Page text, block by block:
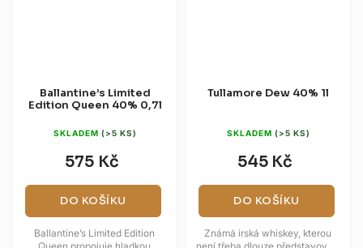
Ballantine’s Limited
Edition Queen 40% 0,7l
SKLADEM (>5 KS)
575 Kč
DO KOŠÍKU
Ballantine’s Limited Edition
Tullamore Dew 40% 1l
SKLADEM (>5 KS)
545 Kč
DO KOŠÍKU
Známá irská whiskey, kterou